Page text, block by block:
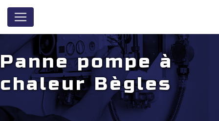
Panne pompe à
chaleur Bègles
Panneau de gestion des cookies